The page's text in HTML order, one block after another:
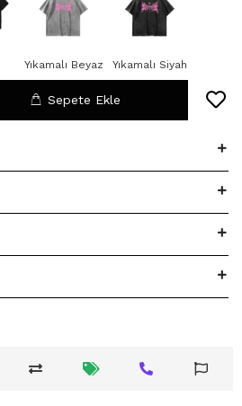
Yıkamalı Beyaz Yıkamalı Siyah
Sepete Ekle